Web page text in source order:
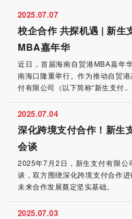
2025.07.07
校企合作 共探机遇 | 新生
MBA嘉年华
近日，首届海南自贸港MBA嘉年
南海口隆重举行。作为推动自贸
付有限公司（以下简称“新生支付..
2025.07.04
深化跨境支付合作！新生
会谈
2025年7月2日，新生支付有限公
谈，双方围绕深化跨境支付合作
未来合作发展奠定坚实基础。
2025.07.03